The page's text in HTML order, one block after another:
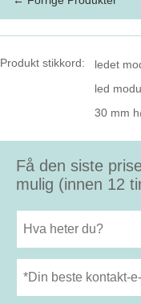
Produkt stikkord: ledet
led
30 mm
Få den siste
mulig (innen 12